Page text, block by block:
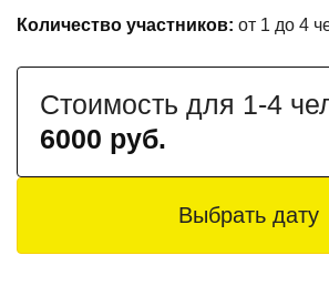
Количество участников: от 1 до 4
Стоимость для 1-4
6000 руб.
Выбрать дату